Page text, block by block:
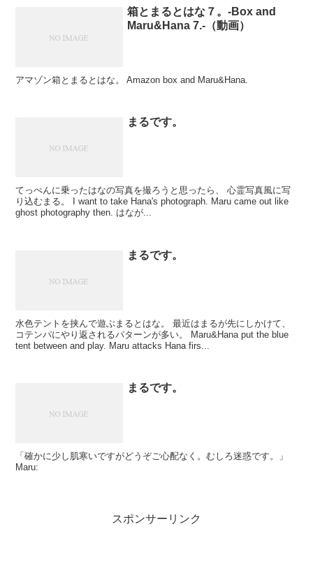
箱とまるとはな７。-Box and
Maru&Hana 7.-（動画）
アマゾン箱とまるとはな。 Amazon box and Maru&Hana.
まるです。
てっぺんに乗ったはなの写真を撮ろうと思ったら、 心霊写真風に写
り込むまる。 I want to take Hana's photograph. Maru came out like
ghost photography then. はなが...
まるです。
水色テントを挟んで遊ぶまるとはな。 最近はまるが先にしかけて、
コテンパにやり返されるパターンが多い。 Maru&Hana put the blue
tent between and play. Maru attacks Hana firs...
まるです。
「確かに少し肌寒いですがどうぞご心配なく。むしろ迷惑です。」
Maru:
スポンサーリンク